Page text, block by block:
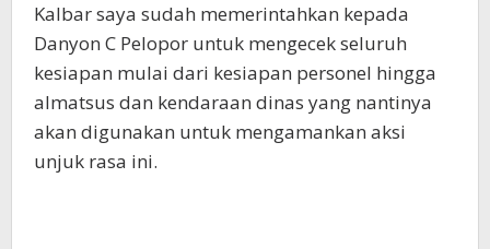
Kalbar saya sudah memerintahkan kepada
Danyon C Pelopor untuk mengecek seluruh
kesiapan mulai dari kesiapan personel hingga
almatsus dan kendaraan dinas yang nantinya
akan digunakan untuk mengamankan aksi
unjuk rasa ini.